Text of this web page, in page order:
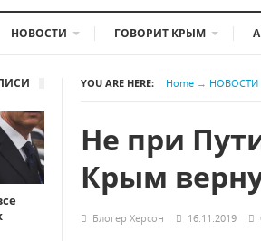
НОВОСТИ ГОВОРИТ КРЫМ
YOU ARE HERE: Home → НОВОСТИ
Не при
Крым
Блогер Херсон 16.11.2019